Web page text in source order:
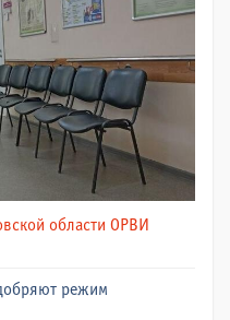
области ОРВИ
режим